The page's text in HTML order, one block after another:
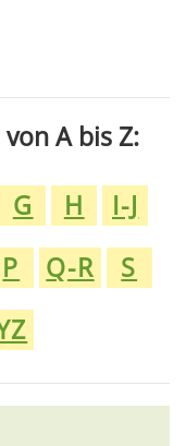
A bis Z:
G H
I-J
P Q-R
S